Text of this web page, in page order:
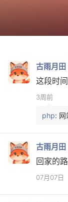
古雨月田
这段时间
3周前
php: 网
古雨月田
回家的
07月07日